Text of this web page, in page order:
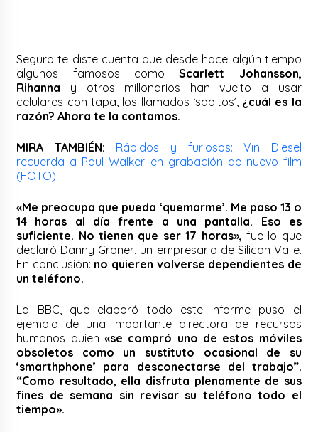
Seguro te diste cuenta que desde hace algún tiempo
algunos famosos como Scarlett Johansson,
Rihanna y otros millonarios han vuelto a usar
celulares con tapa, los llamados ‘sapitos’, ¿cuál es la
razón? Ahora te la contamos.
MIRA TAMBIÉN:
Rápidos y furiosos: Vin Diesel
recuerda a Paul Walker en grabación de nuevo film
(FOTO)
«Me preocupa que pueda ‘quemarme’. Me paso 13 o
14 horas al día frente a una pantalla. Eso es
suficiente. No tienen que ser 17 horas», fue lo que
declaró Danny Groner, un empresario de Silicon Valle.
En conclusión: no quieren volverse dependientes de
un teléfono.
La BBC, que elaboró todo este informe puso el
ejemplo de una importante directora de recursos
humanos quien «se compró uno de estos móviles
obsoletos como un sustituto ocasional de su
‘smarthphone’ para desconectarse del trabajo”.
“Como resultado, ella disfruta plenamente de sus
fines de semana sin revisar su teléfono todo el
tiempo».